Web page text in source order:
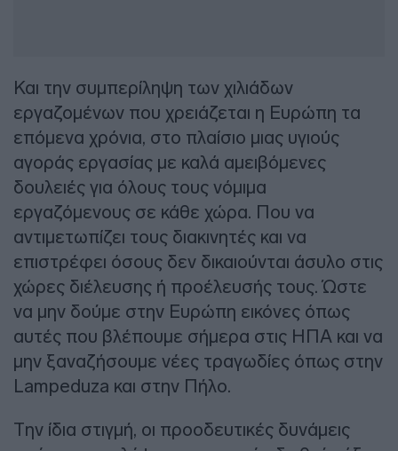
Και την συμπερίληψη των χιλιάδων
εργαζομένων που χρειάζεται η Ευρώπη τα
επόμενα χρόνια, στο πλαίσιο μιας υγιούς
αγοράς εργασίας με καλά αμειβόμενες
δουλειές για όλους τους νόμιμα
εργαζόμενους σε κάθε χώρα. Που να
αντιμετωπίζει τους διακινητές και να
επιστρέφει όσους δεν δικαιούνται άσυλο στις
χώρες διέλευσης ή προέλευσής τους. Ώστε
να μην δούμε στην Ευρώπη εικόνες όπως
αυτές που βλέπουμε σήμερα στις ΗΠΑ και να
μην ξαναζήσουμε νέες τραγωδίες όπως στην
Lampeduza και στην Πήλο.
Την ίδια στιγμή, οι προοδευτικές δυνάμεις